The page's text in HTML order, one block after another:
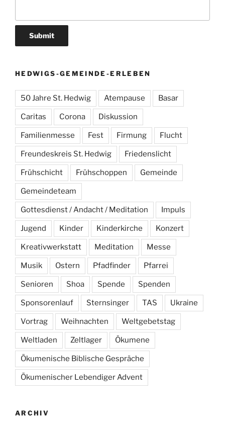
HEDWIGS-GEMEINDE-ERLEBEN
50 Jahre St. Hedwig Atempause Basar
Caritas Corona Diskussion
Familienmesse Fest Firmung Flucht
Freundeskreis St. Hedwig Friedenslicht
Frühschicht Frühschoppen Gemeinde
Gemeindeteam
Gottesdienst / Andacht / Meditation Impuls
Jugend Kinder Kinderkirche Konzert
Kreativwerkstatt Meditation Messe
Musik Ostern Pfadfinder Pfarrei
Senioren Shoa Spende Spenden
Sponsorenlauf Sternsinger TAS Ukraine
Vortrag Weihnachten Weltgebetstag
Weltladen Zeltlager Ökumene
Ökumenische Biblische Gespräche
Ökumenischer Lebendiger Advent
ARCHIV